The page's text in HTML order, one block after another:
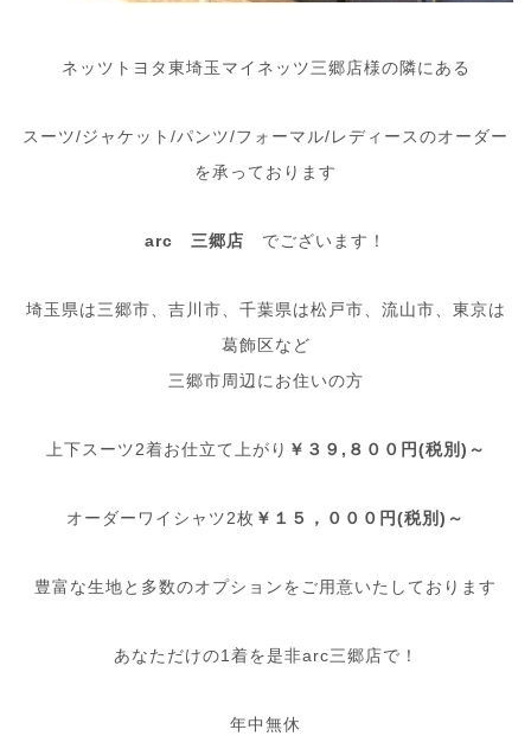
ネッツトヨタ東埼玉マイネッツ三郷店様の隣にある
スーツ/ジャケット/パンツ/フォーマル/レディースのオーダー
を承っております
arc 三郷店 でございます！
埼玉県は三郷市、吉川市、千葉県は松戸市、流山市、東京は
葛飾区など
三郷市周辺にお住いの方
上下スーツ2着お仕立て上がり ￥３９,８００円(税別)～
オーダーワイシャツ2枚 ￥１５，０００円(税別)～
豊富な生地と多数のオプションをご用意いたしております
あなただけの1着を是非arc三郷店で！
年中無休